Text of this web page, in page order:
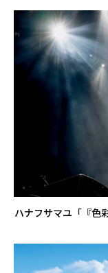
ハナフサマユ「『色